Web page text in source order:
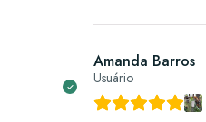
Amanda Barros
Usuário